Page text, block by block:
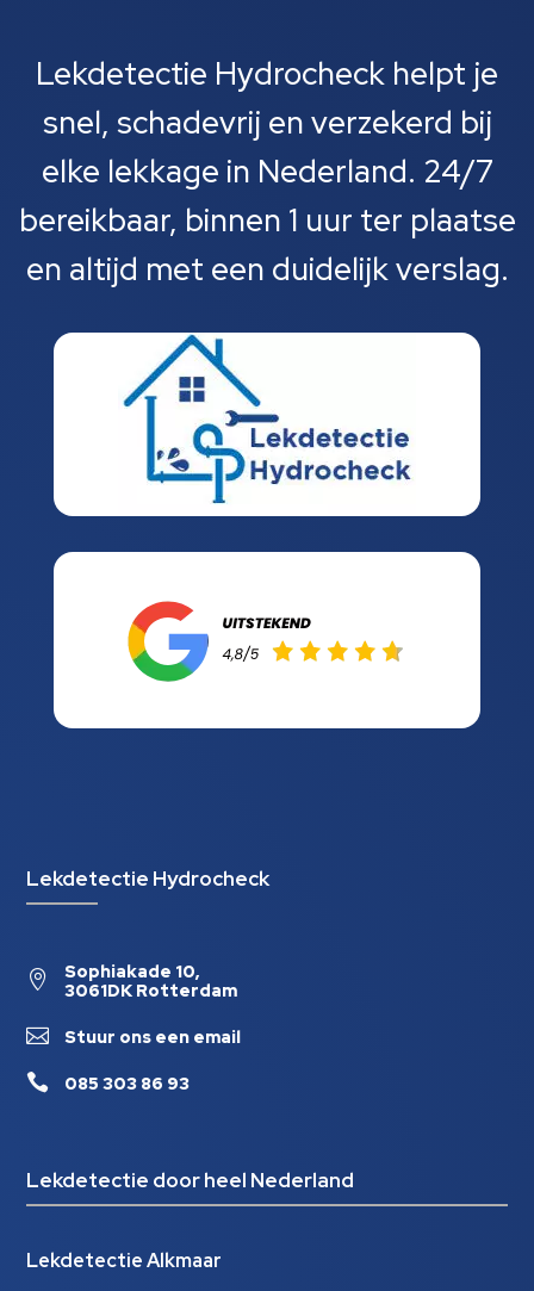
Lekdetectie Hydrocheck helpt je
snel, schadevrij en verzekerd bij
elke lekkage in Nederland. 24/7
bereikbaar, binnen 1 uur ter plaatse
en altijd met een duidelijk verslag.
Lekdetectie Hydrocheck

Sophiakade 10,
3061DK Rotterdam
 Stuur ons een email
 085 303 86 93
Lekdetectie door heel Nederland
Lekdetectie Alkmaar